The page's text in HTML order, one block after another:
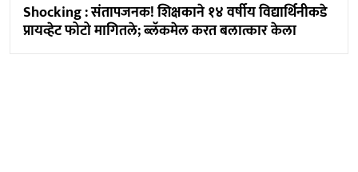
Shocking : संतापजनक! शिक्षकाने १४ वर्षीय विद्यार्थिनीकडे
प्रायव्हेट फोटो मागितले; ब्लॅकमेल करत बलात्कार केला